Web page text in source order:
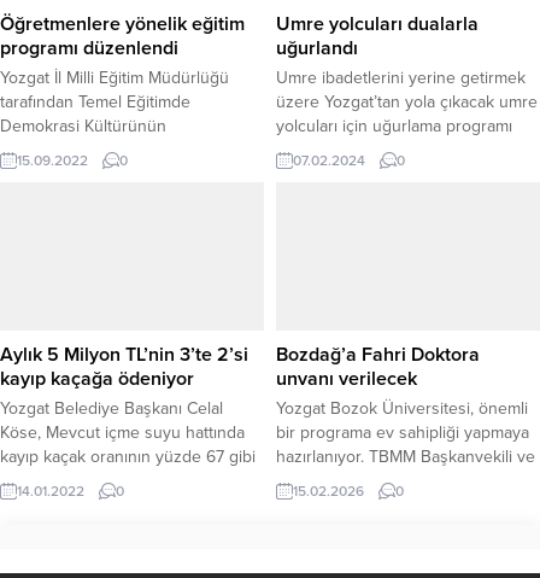
Öğretmenlere yönelik eğitim
programı düzenlendi
Yozgat İl Milli Eğitim Müdürlüğü
tarafından Temel Eğitimde
Demokrasi Kültürünün
Güçlendirilmesi Projesi"
kapsamında ilde"Temel Eğitimde 10
15.09.2022 0
Umre yolcuları dualarla
uğurlandı
Umre ibadetlerini yerine getirmek
üzere Yozgat’tan yola çıkacak umre
yolcuları için uğurlama programı
düzenlendi.
07.02.2024 0
Aylık 5 Milyon TL’nin 3’te 2’si
kayıp kaçağa ödeniyor
Yozgat Belediye Başkanı Celal
Köse, Mevcut içme suyu hattında
kayıp kaçak oranının yüzde 67 gibi
çok büyük bir orana sahip
olduğunu belirterek, aylık 5 Milyon
14.01.2022 0
Bozdağ’a Fahri Doktora
unvanı verilecek
Yozgat Bozok Üniversitesi, önemli
bir programa ev sahipliği yapmaya
hazırlanıyor. TBMM Başkanvekili ve
Önceki Dönem Adalet Bakanı
hemşehrimiz Bekir Bozdağ’ın
15.02.2026 0